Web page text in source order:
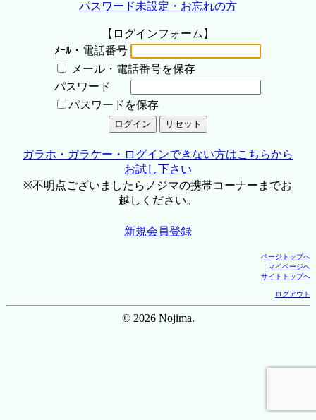
パスワード未設定・お忘れの方
【ログインフォーム】
ﾒｰﾙ・電話番号
メール・電話番号を保存
パスワード
パスワードを保存
ガラホ・ガラケー・ログインできない方はこちらから
お試し下さい
※不明点ございましたらノジマの携帯コーナーまでお
越しください。
新規会員登録
ページトップへ
マイページへ
サイトトップへ
ログアウト
© 2026 Nojima.